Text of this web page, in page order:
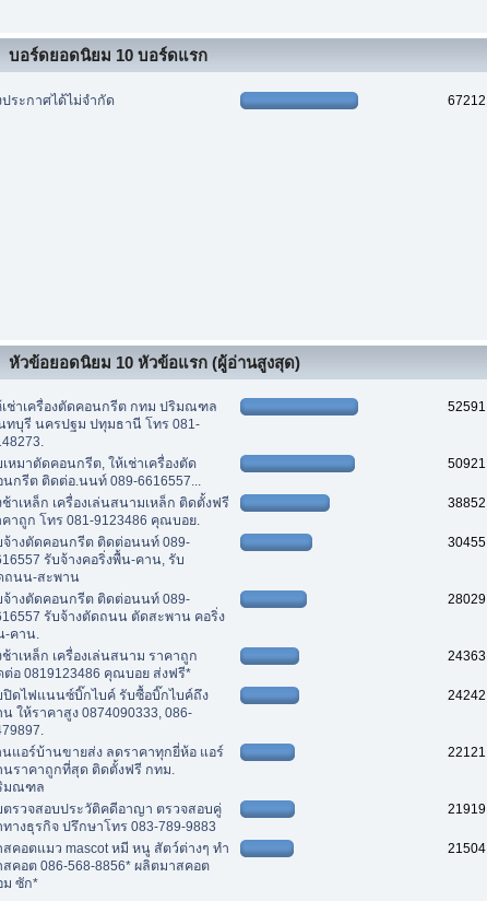
บอร์ดยอดนิยม 10 บอร์ดแรก
ประกาศได้ไม่จำกัด 67212
หัวข้อยอดนิยม 10 หัวข้อแรก (ผู้อ่านสูงสุด)
เช่าเครื่องตัดคอนกรีต กทม ปริมณฑล
ทบุรี นครปฐม ปทุมธานี โทร 081-
52591
เหมาตัดคอนกรีต, ให้เช่าเครื่องตัด
นกรีต ติดต่อ.นนท์ 089-6616557...
50921
ช้าเหล็ก เครื่องเล่นสนามเหล็ก ติดตั้งฟรี
คาถูก โทร 081-9123486 คุณบอย.
38852
จ้างตัดคอนกรีต ติดต่อนนท์ 089-
รับจ้างคอริ่งพื้น-คาน, รับ
ถนน-สะพาน
30455
จ้างตัดคอนกรีต ติดต่อนนท์ 089-
รับจ้างตัดถนน ตัดสะพาน คอริ่ง
-คาน.
28029
ช้าเหล็ก เครื่องเล่นสนาม ราคาถูก
ต่อ 0819123486 คุณบอย ส่งฟรี*
24363
ปิดไฟแนนซ์บิ๊กไบค์ รับซื้อบิ๊กไบค์ถึง
ให้ราคาสูง 0874090333, 086-
24242
นแอร์บ้านขายส่ง ลดราคาทุกยี่ห้อ แอร์
นราคาถูกที่สุด ติดตั้งฟรี กทม.
มณฑล
22121
ตรวจสอบประวัติคดีอาญา ตรวจสอบคู่
ทางธุรกิจ ปรึกษาโทร 083-789-9883
21919
สคอตแมว mascot หมี หนู สัตว์ต่างๆ ทำ
สคอต 086-568-8856* ผลิตมาสคอต
ม ซัก*
21504